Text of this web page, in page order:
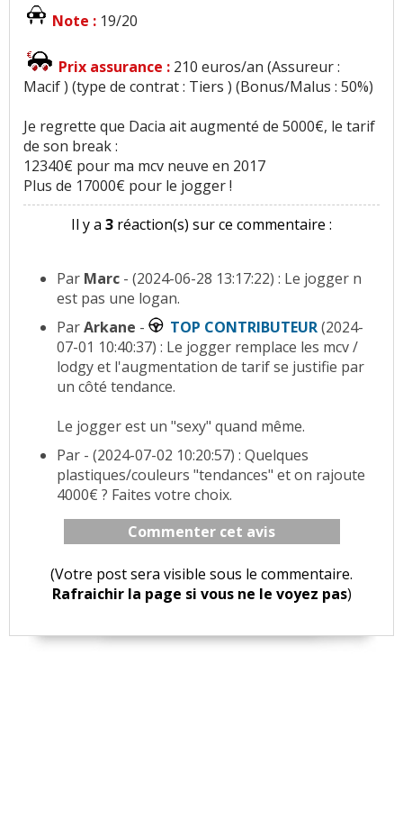
Note : 19/20
Prix assurance : 210 euros/an (Assureur :
Macif ) (type de contrat : Tiers ) (Bonus/Malus : 50%)
Je regrette que Dacia ait augmenté de 5000€, le tarif
de son break :
12340€ pour ma mcv neuve en 2017
Plus de 17000€ pour le jogger !
Il y a3 réaction(s) sur ce commentaire :
Par Marc - (2024-06-28 13:17:22) : Le jogger n
est pas une logan.
ParArkane - TOP CONTRIBUTEUR(2024-
07-01 10:40:37) : Le jogger remplace les mcv /
lodgy et l'augmentation de tarif se justifie par
un côté tendance.
Le jogger est un "sexy" quand même.
Par - (2024-07-02 10:20:57) : Quelques
plastiques/couleurs "tendances" et on rajoute
4000€ ? Faites votre choix.
Commenter cet avis
(Votre post sera visible sous le commentaire.
Rafraichir la page si vous ne le voyez pas)